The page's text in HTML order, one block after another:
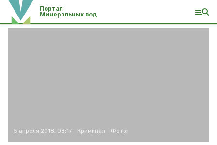
Портал
Минеральных вод
5 апреля 2018, 08:17 Криминал Фото: